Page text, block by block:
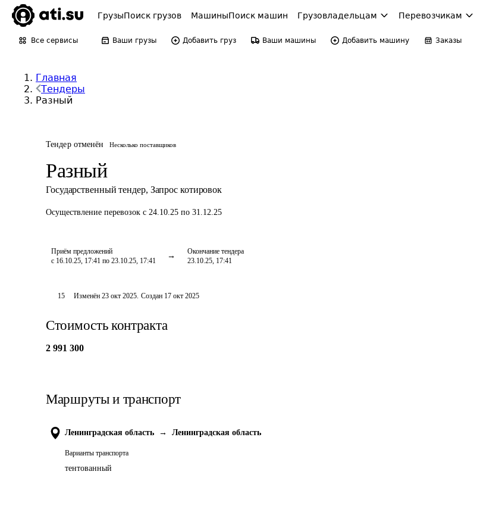
ГрузыПоиск грузов МашиныПоиск машин Грузовладельцам Перевозчикам
Все сервисы Ваши грузы Добавить груз Ваши машины Добавить машину Заказы
Главная
Тендеры
Разный
Тендер отменён Несколько поставщиков
Разный
Государственный тендер, Запрос котировок
Осуществление перевозок с 24.10.25 по 31.12.25
Приём предложений
с 16.10.25, 17:41 по 23.10.25, 17:41
Окончание тендера
23.10.25, 17:41
15 Изменён23 окт 2025. Создан 17 окт 2025
Стоимость контракта
2 991 300
Маршруты и транспорт
Ленинградская область → Ленинградская область
Варианты транспорта
тентованный